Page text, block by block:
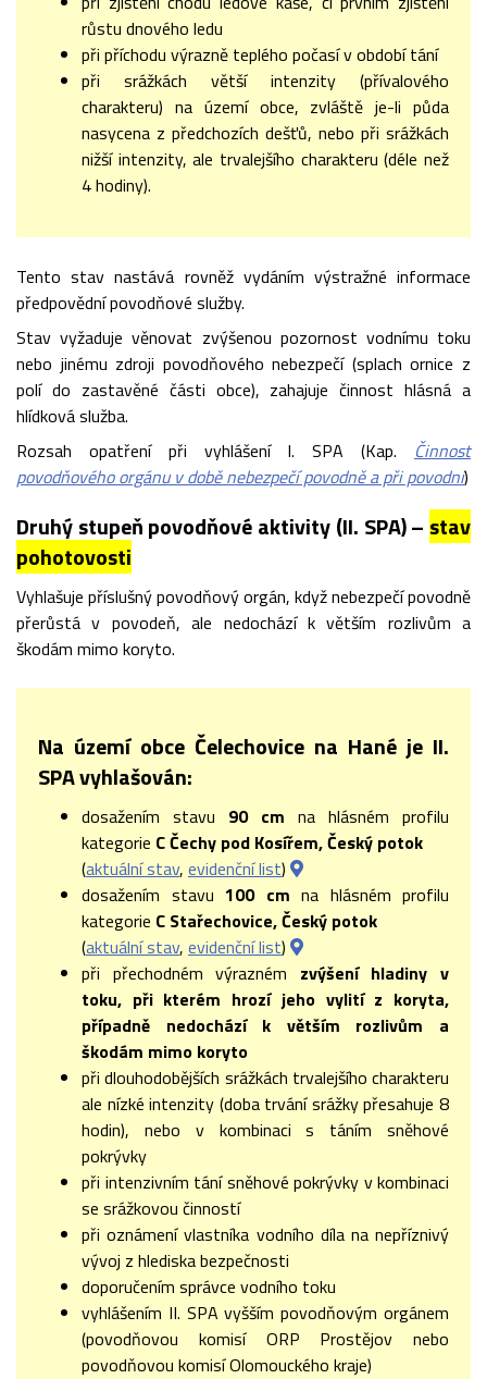
růstu dnového ledu
při příchodu výrazně teplého počasí v období tání
při srážkách větší intenzity (přívalového
charakteru) na území obce, zvláště je-li půda
nasycena z předchozích dešťů, nebo při srážkách
nižší intenzity, ale trvalejšího charakteru (déle než
4 hodiny).
Tento stav nastává rovněž vydáním výstražné informace
předpovědní povodňové služby.
Stav vyžaduje věnovat zvýšenou pozornost vodnímu toku
nebo jinému zdroji povodňového nebezpečí (splach ornice z
polí do zastavěné části obce), zahajuje činnost hlásná a
hlídková služba.
Rozsah opatření při vyhlášení I. SPA (Kap. Činnost
povodňového orgánu v době nebezpečí povodně a při povodni)
Druhý stupeň povodňové aktivity (II. SPA) – stav
pohotovosti
Vyhlašuje příslušný povodňový orgán, když nebezpečí povodně
přerůstá v povodeň, ale nedochází k větším rozlivům a
škodám mimo koryto.
Na území obce Čelechovice na Hané je II.
SPA vyhlašován:
dosažením stavu 90 cm na hlásném profilu
kategorie C Čechy pod Kosířem, Český potok
(aktuální stav, evidenční list)
dosažením stavu 100 cm na hlásném profilu
kategorie C Stařechovice, Český potok
(aktuální stav, evidenční list)
při přechodném výrazném zvýšení hladiny v
toku, při kterém hrozí jeho vylití z koryta,
případně nedochází k větším rozlivům a
škodám mimo koryto
při dlouhodobějších srážkách trvalejšího charakteru
ale nízké intenzity (doba trvání srážky přesahuje 8
hodin), nebo v kombinaci s táním sněhové
pokrývky
při intenzivním tání sněhové pokrývky v kombinaci
se srážkovou činností
při oznámení vlastníka vodního díla na nepříznivý
vývoj z hlediska bezpečnosti
doporučením správce vodního toku
vyhlášením II. SPA vyšším povodňovým orgánem
(povodňovou komisí ORP Prostějov nebo
povodňovou komisí Olomouckého kraje)